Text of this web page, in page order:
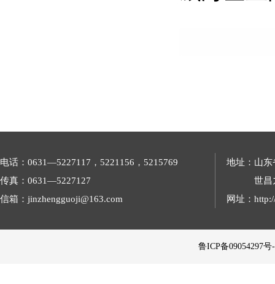
电话：0631—5227117，5221156，5215769
传真：0631—5227127
信箱：jinzhengguoji@163.com
地址：山
世昌
网址：
鲁ICP备09054297号